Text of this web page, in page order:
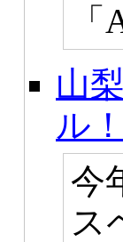
山
ル！
今
ス